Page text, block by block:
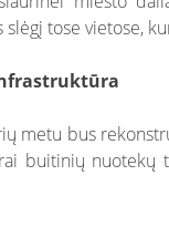
tose vietose,
metu bus
buitinių